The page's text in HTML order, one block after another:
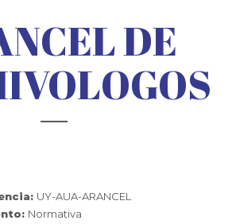
DE
UY-AUA-ARANCEL
Normativa